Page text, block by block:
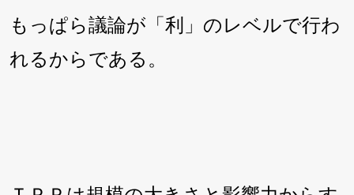
もっぱら議論が「利」のレベルで行わ
れるからである。